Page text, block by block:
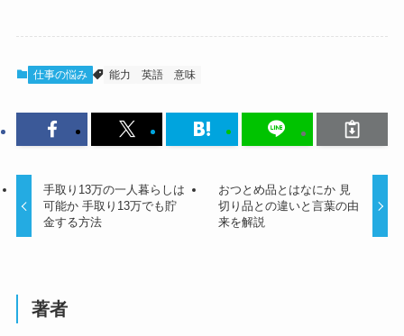
仕事の悩み 能力 英語 意味
手取り13万の一人暮らしは
可能か 手取り13万でも貯
金する方法
おつとめ品とはなにか 見
切り品との違いと言葉の由
来を解説
著者